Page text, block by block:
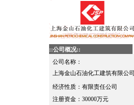
::公司概况::
公司名称：
上海金山石油化工建筑有限公司
经济性质：有限责任公司
注册资金：30000万元